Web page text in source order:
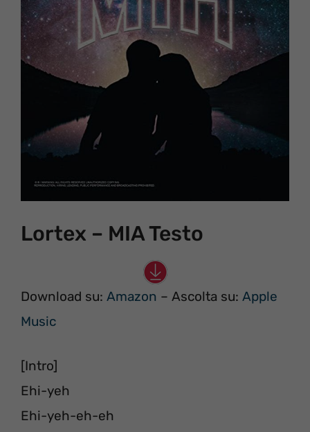
Lortex – MIA Testo
Download su: Amazon – Ascolta su: Apple
Music
[Intro]
Ehi-yeh
Ehi-yeh-eh-eh